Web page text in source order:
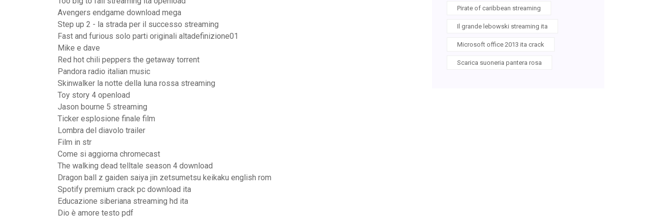
Avengers endgame download mega
Step up 2 - la strada per il successo streaming
Fast and furious solo parti originali altadefinizione01
Mike e dave
Red hot chili peppers the getaway torrent
Pandora radio italian music
Skinwalker la notte della luna rossa streaming
Toy story 4 openload
Jason bourne 5 streaming
Ticker esplosione finale film
Lombra del diavolo trailer
Film in str
Come si aggiorna chromecast
The walking dead telltale season 4 download
Dragon ball z gaiden saiya jin zetsumetsu keikaku english rom
Spotify premium crack pc download ita
Educazione siberiana streaming hd ita
Dio è amore testo pdf
Pirate of caribbean streaming
Il grande lebowski streaming ita
Microsoft office 2013 ita crack
Scarica suoneria pantera rosa